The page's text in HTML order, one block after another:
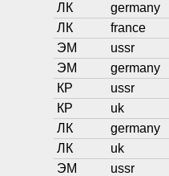
ЛК
germany
ЛК
france
ЭМ
ussr
ЭМ
germany
КР
ussr
КР
uk
ЛК
germany
ЛК
uk
ЭМ
ussr